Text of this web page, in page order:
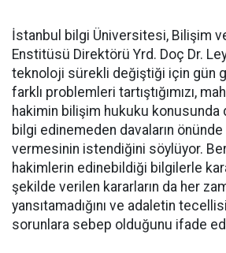
İstanbul bilgi Üniversitesi, Bilişim
Enstitüsü Direktörü Yrd. Doç Dr.
teknoloji sürekli değiştiği için gün
farklı problemleri tartıştığımızı,
hakimin bilişim hukuku konusunda
bilgi edinemeden davaların önünde
vermesinin istendiğini söylüyor.
hakimlerin edinebildiği bilgilerle
şekilde verilen kararların da her
yansıtamadığını ve adaletin
sorunlara sebep olduğunu ifade